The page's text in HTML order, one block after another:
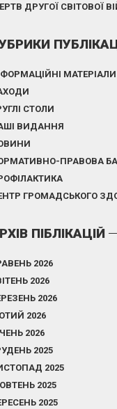
ДРУГОЇ СВІТОВОЇ
МАТЕРІАЛИ
СТОЛИ
ВИДАННЯ
ПРАВОВА
ГРОМАДСЬКОГО
ПІБЛІКАЦІЙ
2026
2026
2026
2026
2026
2025
2025
2025
2025